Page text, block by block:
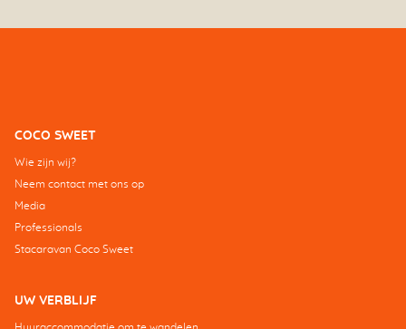
COCO SWEET
Wie zijn wij?
Neem contact met ons op
Media
Professionals
Stacaravan Coco Sweet
UW VERBLIJF